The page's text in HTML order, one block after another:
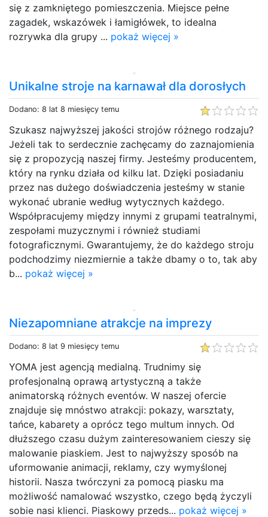
się z zamkniętego pomieszczenia. Miejsce pełne
zagadek, wskazówek i łamigłówek, to idealna
rozrywka dla grupy ... pokaż więcej »
Unikalne stroje na karnawał dla dorosłych
Dodano: 8 lat 8 miesięcy temu
Szukasz najwyższej jakości strojów różnego rodzaju?
Jeżeli tak to serdecznie zachęcamy do zaznajomienia
się z propozycją naszej firmy. Jesteśmy producentem,
który na rynku działa od kilku lat. Dzięki posiadaniu
przez nas dużego doświadczenia jesteśmy w stanie
wykonać ubranie według wytycznych każdego.
Współpracujemy między innymi z grupami teatralnymi,
zespołami muzycznymi i również studiami
fotograficznymi. Gwarantujemy, że do każdego stroju
podchodzimy niezmiernie a także dbamy o to, tak aby
b... pokaż więcej »
Niezapomniane atrakcje na imprezy
Dodano: 8 lat 9 miesięcy temu
YOMA jest agencją medialną. Trudnimy się
profesjonalną oprawą artystyczną a także
animatorską różnych eventów. W naszej ofercie
znajduje się mnóstwo atrakcji: pokazy, warsztaty,
tańce, kabarety a oprócz tego multum innych. Od
dłuższego czasu dużym zainteresowaniem cieszy się
malowanie piaskiem. Jest to najwyższy sposób na
uformowanie animacji, reklamy, czy wymyślonej
historii. Nasza twórczyni za pomocą piasku ma
możliwość namalować wszystko, czego będą życzyli
sobie nasi klienci. Piaskowy przeds... pokaż więcej »